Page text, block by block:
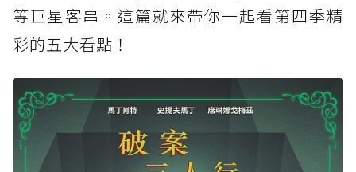
等巨星客串。這篇就來帶你一起看第四季精
彩的五大看點！